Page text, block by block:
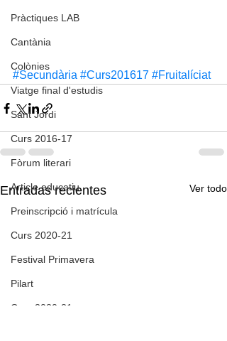
Pràctiques LAB
Cantània
Colònies
Viatge final d'estudis
Sant Jordi
Curs 2016-17
Fòrum literari
Article educatiu
Preinscripció i matrícula
Curs 2020-21
Festival Primavera
Pilart
Curs 2020-21
#Secundària #Curs201617 #Fruitalíciat
Entradas recientes Ver todo